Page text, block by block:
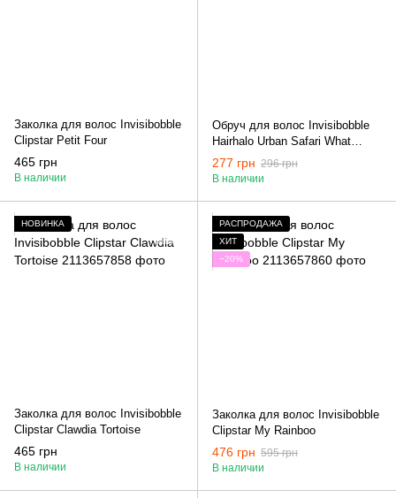
Заколка для волос Invisibobble
Clipstar Petit Four
465 грн
В наличии
Обруч для волос Invisibobble
Hairhalo Urban Safari What
Happens in Safari
277 грн 296 грн
В наличии
НОВИНКА
Заколка для волос Invisibobble
Clipstar Clawdia Tortoise
465 грн
В наличии
РАСПРОДАЖА
ХИТ
−20%
Заколка для волос Invisibobble
Clipstar My Rainboo
476 грн 595 грн
В наличии